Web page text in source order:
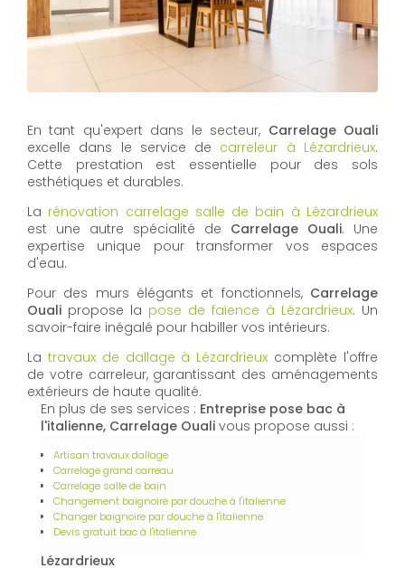
En tant qu'expert dans le secteur, Carrelage Ouali
excelle dans le service de carreleur à Lézardrieux.
Cette prestation est essentielle pour des sols
esthétiques et durables.
La rénovation carrelage salle de bain à Lézardrieux
est une autre spécialité de Carrelage Ouali. Une
expertise unique pour transformer vos espaces
d'eau.
Pour des murs élégants et fonctionnels, Carrelage
Ouali propose la pose de faïence à Lézardrieux. Un
savoir-faire inégalé pour habiller vos intérieurs.
La travaux de dallage à Lézardrieux complète l'offre
de votre carreleur, garantissant des aménagements
extérieurs de haute qualité.
En plus de ses services : Entreprise pose bac à
l'italienne, Carrelage Ouali vous propose aussi :
Artisan travaux dallage
Carrelage grand carreau
Carrelage salle de bain
Changement baignoire par douche à l'italienne
Changer baignoire par douche à l'italienne
Devis gratuit bac à l'italienne
Lézardrieux